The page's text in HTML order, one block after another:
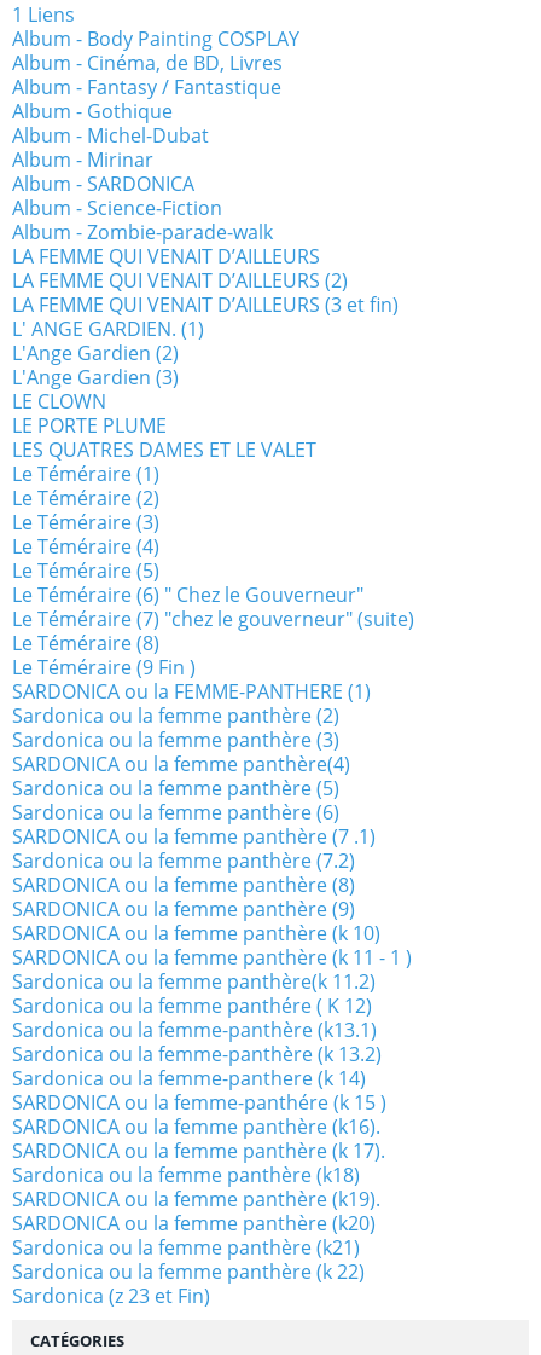
1 Liens
Album - Body Painting COSPLAY
Album - Cinéma, de BD, Livres
Album - Fantasy / Fantastique
Album - Gothique
Album - Michel-Dubat
Album - Mirinar
Album - SARDONICA
Album - Science-Fiction
Album - Zombie-parade-walk
LA FEMME QUI VENAIT D’AILLEURS
LA FEMME QUI VENAIT D’AILLEURS (2)
LA FEMME QUI VENAIT D’AILLEURS (3 et fin)
L' ANGE GARDIEN. (1)
L'Ange Gardien (2)
L'Ange Gardien (3)
LE CLOWN
LE PORTE PLUME
LES QUATRES DAMES ET LE VALET
Le Téméraire (1)
Le Téméraire (2)
Le Téméraire (3)
Le Téméraire (4)
Le Téméraire (5)
Le Téméraire (6) " Chez le Gouverneur"
Le Téméraire (7) "chez le gouverneur" (suite)
Le Téméraire (8)
Le Téméraire (9 Fin )
SARDONICA ou la FEMME-PANTHERE (1)
Sardonica ou la femme panthère (2)
Sardonica ou la femme panthère (3)
SARDONICA ou la femme panthère(4)
Sardonica ou la femme panthère (5)
Sardonica ou la femme panthère (6)
SARDONICA ou la femme panthère (7 .1)
Sardonica ou la femme panthère (7.2)
SARDONICA ou la femme panthère (8)
SARDONICA ou la femme panthère (9)
SARDONICA ou la femme panthère (k 10)
SARDONICA ou la femme panthère (k 11 - 1 )
Sardonica ou la femme panthère(k 11.2)
Sardonica ou la femme panthére ( K 12)
Sardonica ou la femme-panthère (k13.1)
Sardonica ou la femme-panthère (k 13.2)
Sardonica ou la femme-panthere (k 14)
SARDONICA ou la femme-panthére (k 15 )
SARDONICA ou la femme panthère (k16).
SARDONICA ou la femme panthère (k 17).
Sardonica ou la femme panthère (k18)
SARDONICA ou la femme panthère (k19).
SARDONICA ou la femme panthère (k20)
Sardonica ou la femme panthère (k21)
Sardonica ou la femme panthère (k 22)
Sardonica (z 23 et Fin)
CATÉGORIES